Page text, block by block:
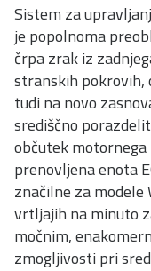
Sistem za
je popolnoma
črpa zrak iz
stranskih pokrovih,
tudi na novo
središčno
občutek motornega
prenovljena enota
značilne za modele
vrtljajih na minuto
močnim,
zmogljivosti pri